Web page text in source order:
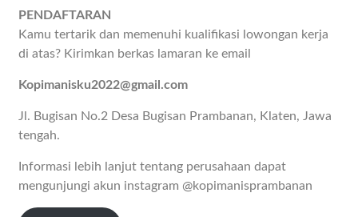
PENDAFTARAN
Kamu tertarik dan memenuhi kualifikasi lowongan kerja
di atas? Kirimkan berkas lamaran ke email
Kopimanisku2022@gmail.com
Jl. Bugisan No.2 Desa Bugisan Prambanan, Klaten, Jawa
tengah.
Informasi lebih lanjut tentang perusahaan dapat
mengunjungi akun instagram @kopimanisprambanan